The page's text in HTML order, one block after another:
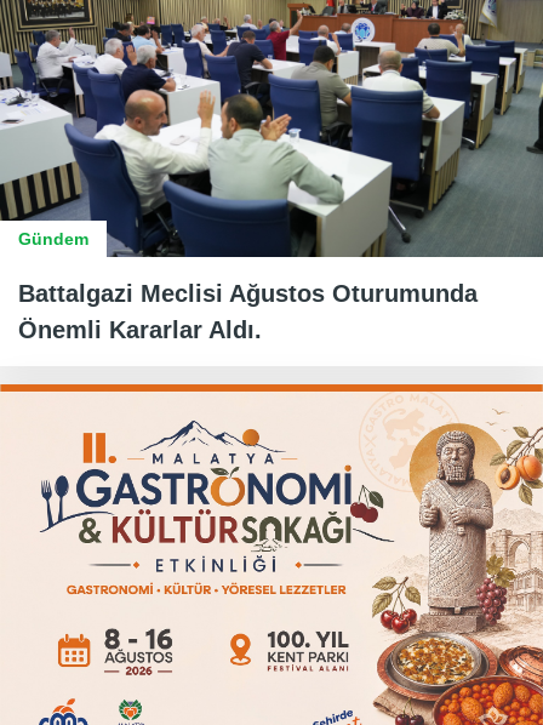
Gündem
Battalgazi Meclisi Ağustos Oturumunda
Önemli Kararlar Aldı.